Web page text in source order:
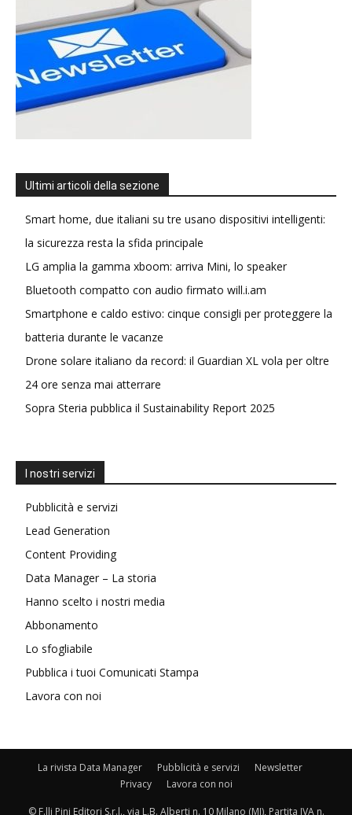
Ultimi articoli della sezione
Smart home, due italiani su tre usano dispositivi intelligenti:
la sicurezza resta la sfida principale
LG amplia la gamma xboom: arriva Mini, lo speaker
Bluetooth compatto con audio firmato will.i.am
Smartphone e caldo estivo: cinque consigli per proteggere la
batteria durante le vacanze
Drone solare italiano da record: il Guardian XL vola per oltre
24 ore senza mai atterrare
Sopra Steria pubblica il Sustainability Report 2025
I nostri servizi
Pubblicità e servizi
Lead Generation
Content Providing
Data Manager – La storia
Hanno scelto i nostri media
Abbonamento
Lo sfogliabile
Pubblica i tuoi Comunicati Stampa
Lavora con noi
La rivista Data Manager Pubblicità e servizi
Newsletter
Privacy
Lavora con noi
© F.lli Pini Editori S.r.l., via L.B. Alberti n. 10 Milano (MI), Partita IVA n.